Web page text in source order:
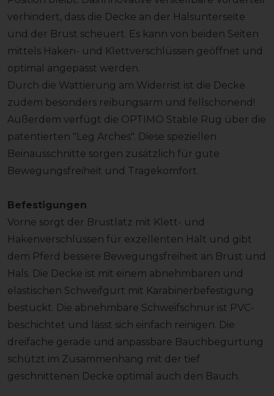
verhindert, dass die Decke an der Halsunterseite
und der Brust scheuert. Es kann von beiden Seiten
mittels Haken- und Klettverschlüssen geöffnet und
optimal angepasst werden.
Durch die Wattierung am Widerrist ist die Decke
zudem besonders reibungsarm und fellschonend!
Außerdem verfügt die OPTIMO Stable Rug über die
patentierten "Leg Arches". Diese speziellen
Beinausschnitte sorgen zusätzlich für gute
Bewegungsfreiheit und Tragekomfort.
Befestigungen
Vorne sorgt der Brustlatz mit Klett- und
Hakenverschlüssen für exzellenten Halt und gibt
dem Pferd bessere Bewegungsfreiheit an Brust und
Hals. Die Decke ist mit einem abnehmbaren und
elastischen Schweifgurt mit Karabinerbefestigung
bestückt. Die abnehmbare Schweifschnur ist PVC-
beschichtet und lässt sich einfach reinigen. Die
dreifache gerade und anpassbare Bauchbegurtung
schützt im Zusammenhang mit der tief
geschnittenen Decke optimal auch den Bauch.